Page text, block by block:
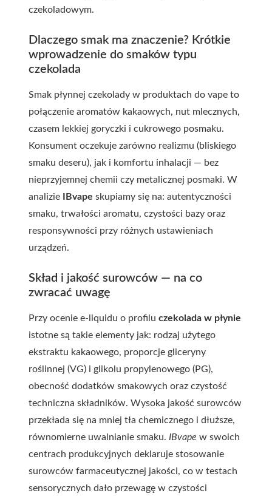
czekoladowym.
Dlaczego smak ma znaczenie? Krótkie
wprowadzenie do smaków typu
czekolada
Smak płynnej czekolady w produktach do vape to
połączenie aromatów kakaowych, nut mlecznych,
czasem lekkiej goryczki i cukrowego posmaku.
Konsument oczekuje zarówno realizmu (bliskiego
smaku deseru), jak i komfortu inhalacji — bez
nieprzyjemnej chemii czy metalicznej posmaki. W
analizie
IBvape skupiamy się na: autentyczności
smaku, trwałości aromatu, czystości bazy oraz
responsywności przy różnych ustawieniach
urządzeń.
Skład i jakość surowców — na co
zwracać uwagę
Przy ocenie e-liquidu o profilu czekolada w płynie
istotne są takie elementy jak: rodzaj użytego
ekstraktu kakaowego, proporcje gliceryny
roślinnej (VG) i glikolu propylenowego (PG),
obecność dodatków smakowych oraz czystość
techniczna składników. Wysoka jakość surowców
przekłada się na mniej tła chemicznego i dłuższe,
równomierne uwalnianie smaku. IBvape w swoich
centrach produkcyjnych deklaruje stosowanie
surowców farmaceutycznej jakości, co w testach
sensorycznych dało przewagę w czystości